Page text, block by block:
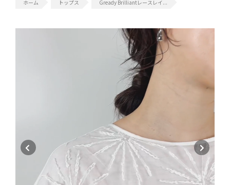
トップス Gready Brilliantレースレイ...